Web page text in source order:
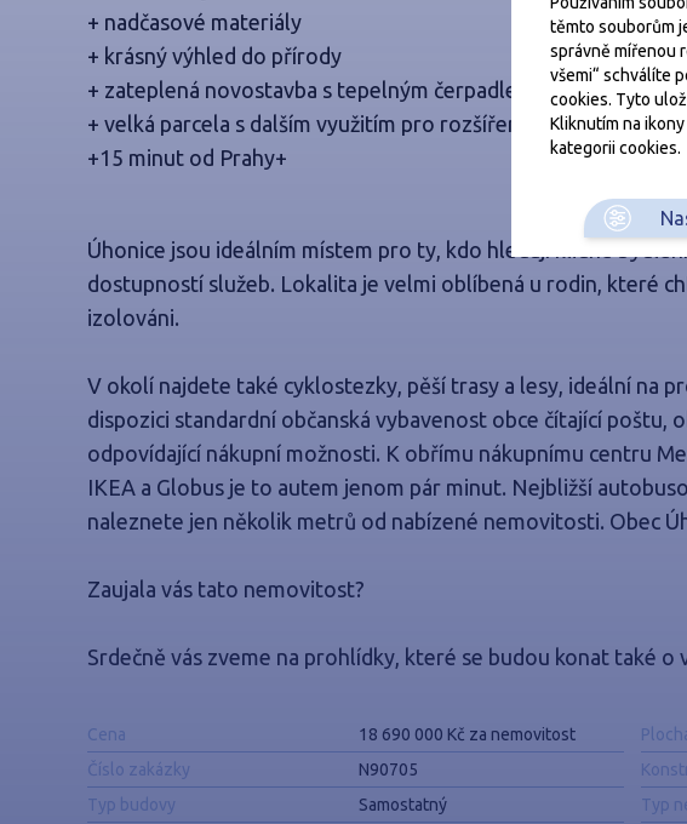
těmto souborům
správně mířenou
všemi“ schválíte
cookies. Tyto
Kliknutím na
kategorii cookies.
+ nadčasové materiály
+ krásný výhled do přírody
+ zateplená novostavba s tepelným čerpadlem
+ velká parcela s dalším využitím pro rozšíření bydlení,
+15 minut od Prahy+
Úhonice jsou ideálním místem pro ty, kdo hledají klidné
dostupností služeb. Lokalita je velmi oblíbená u rodin, které
izolováni.
V okolí najdete také cyklostezky, pěší trasy a lesy, ideální na
dispozici standardní občanská vybavenost obce čítající poštu,
odpovídající nákupní možnosti. K obřímu nákupnímu centru
IKEA a Globus je to autem jenom pár minut. Nejbližší
naleznete jen několik metrů od nabízené nemovitosti. Obec
Zaujala vás tato nemovitost?
Srdečně vás zveme na prohlídky, které se budou konat také o
Cena
18 690 000 Kč za nemovitost
Číslo zakázky
N90705
Typ budovy
Samostatný
Typ